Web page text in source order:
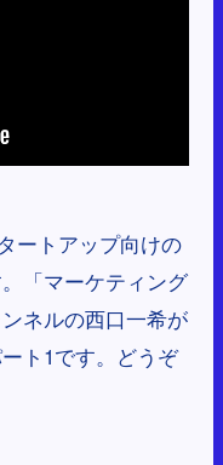
ートアップ向けの
「マーケティング
ネルの西口一希が
ト1です。どうぞ